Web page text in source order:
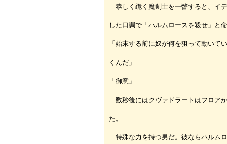
恭しく跪く魔剣士を一瞥すると、イ
した口調で「ハルムロースを殺せ」と
「始末する前に奴が何を狙って動いて
くんだ」
「御意」
数秒後にはクヴァドラートはフロア
た。
特殊な力を持つ男だ。彼ならハルム